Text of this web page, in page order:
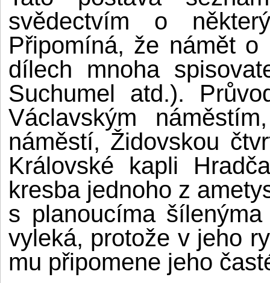
svědectvím o
Připomíná, že námět
dílech mnoha
Suchumel atd.).
Václavským
náměstí, Židovskou
Královské kapli
kresba jednoho z
s planoucíma
vyleká, protože v jeho
mu připomene jeho